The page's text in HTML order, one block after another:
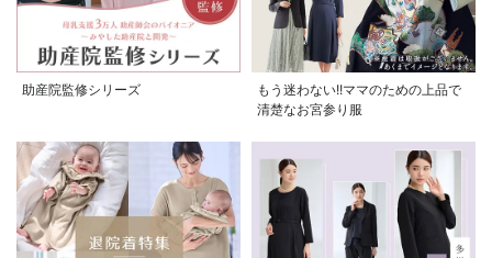
お買い物を続ける カートへ進む
助産院監修シリーズ
もう迷わない!!ママのための上品で
清楚なお宮参り服
お気に入り商品を確認する